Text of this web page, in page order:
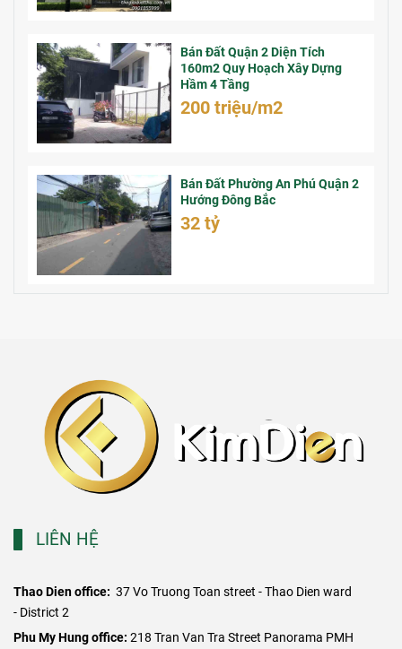
Bán Đất Quận 2 Diện Tích
160m2 Quy Hoạch Xây Dựng
Hầm 4 Tầng
200 triệu/m2
Bán Đất Phường An Phú Quận 2
Hướng Đông Bắc
32 tỷ
LIÊN HỆ
Thao Dien office: 37 Vo Truong Toan street - Thao Dien ward
- District 2
​Phu My Hung office: 218 Tran Van Tra Street Panorama PMH